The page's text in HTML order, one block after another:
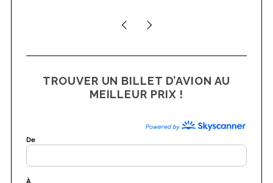
TROUVER UN BILLET D’AVION AU
MEILLEUR PRIX !